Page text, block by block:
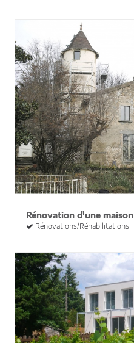
Rénovation d'une maison
Rénovations/Réhabilitations